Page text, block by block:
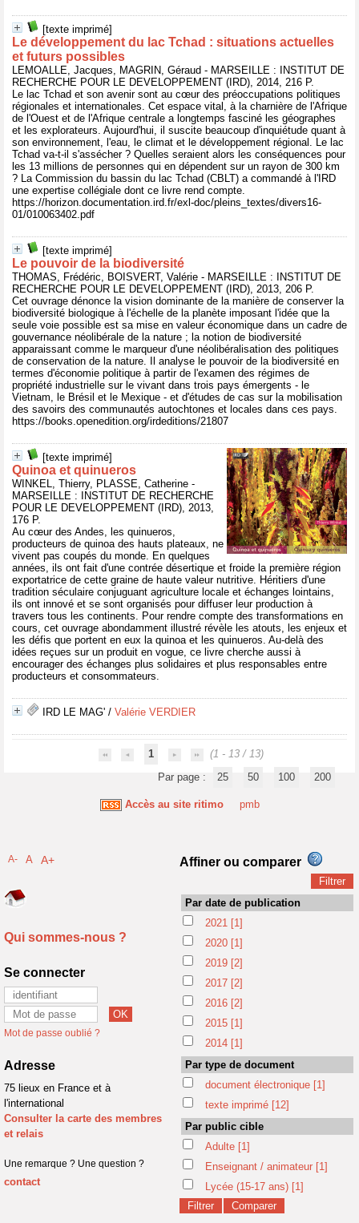
[texte imprimé]
Le développement du lac Tchad : situations actuelles
et futurs possibles
LEMOALLE, Jacques, MAGRIN, Géraud - MARSEILLE : INSTITUT DE
RECHERCHE POUR LE DEVELOPPEMENT (IRD), 2014, 216 P.
Le lac Tchad et son avenir sont au cœur des préoccupations politiques
régionales et internationales. Cet espace vital, à la charnière de l'Afrique
de l'Ouest et de l'Afrique centrale a longtemps fasciné les géographes
et les explorateurs. Aujourd'hui, il suscite beaucoup d'inquiétude quant à
son environnement, l'eau, le climat et le développement régional. Le lac
Tchad va-t-il s'assécher ? Quelles seraient alors les conséquences pour
les 13 millions de personnes qui en dépendent sur un rayon de 300 km
? La Commission du bassin du lac Tchad (CBLT) a commandé à l'IRD
une expertise collégiale dont ce livre rend compte.
https://horizon.documentation.ird.fr/exl-doc/pleins_textes/divers16-
01/010063402.pdf
[texte imprimé]
Le pouvoir de la biodiversité
THOMAS, Frédéric, BOISVERT, Valérie - MARSEILLE : INSTITUT DE
RECHERCHE POUR LE DEVELOPPEMENT (IRD), 2013, 206 P.
Cet ouvrage dénonce la vision dominante de la manière de conserver la
biodiversité biologique à l'échelle de la planète imposant l'idée que la
seule voie possible est sa mise en valeur économique dans un cadre de
gouvernance néolibérale de la nature ; la notion de biodiversité
apparaissant comme le marqueur d'une néolibéralisation des politiques
de conservation de la nature. Il analyse le pouvoir de la biodiversité en
termes d'économie politique à partir de l'examen des régimes de
propriété industrielle sur le vivant dans trois pays émergents - le
Vietnam, le Brésil et le Mexique - et d'études de cas sur la mobilisation
des savoirs des communautés autochtones et locales dans ces pays.
https://books.openedition.org/irdeditions/21807
[texte imprimé]
Quinoa et quinueros
WINKEL, Thierry, PLASSE, Catherine -
MARSEILLE : INSTITUT DE RECHERCHE
POUR LE DEVELOPPEMENT (IRD), 2013,
176 P.
Au cœur des Andes, les quinueros,
producteurs de quinoa des hauts plateaux, ne
vivent pas coupés du monde. En quelques
années, ils ont fait d'une contrée désertique et froide la première région
exportatrice de cette graine de haute valeur nutritive. Héritiers d'une
tradition séculaire conjuguant agriculture locale et échanges lointains,
ils ont innové et se sont organisés pour diffuser leur production à
travers tous les continents. Pour rendre compte des transformations en
cours, cet ouvrage abondamment illustré révèle les atouts, les enjeux et
les défis que portent en eux la quinoa et les quinueros. Au-delà des
idées reçues sur un produit en vogue, ce livre cherche aussi à
encourager des échanges plus solidaires et plus responsables entre
producteurs et consommateurs.
IRD LE MAG' / Valérie VERDIER
1
(1 - 13 / 13)
Par page :
25 50 100 200
Accès au site ritimo pmb
A- A A+
Qui sommes-nous ?
Se connecter
Mot de passe oublié ?
Adresse
75 lieux en France et à
l'international
Consulter la carte des membres
et relais
Une remarque ? Une question ?
contact
Affiner ou comparer
Par date de publication
2021 [1]
2020 [1]
2019 [2]
2017 [2]
2016 [2]
2015 [1]
2014 [1]
Par type de document
document électronique [1]
texte imprimé [12]
Par public cible
Adulte [1]
Enseignant / animateur [1]
Lycée (15-17 ans) [1]